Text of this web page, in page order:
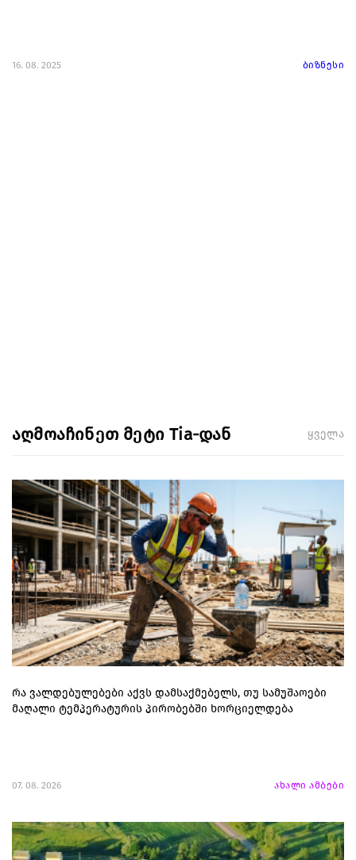
16. 08. 2025 ბიზნესი
აღმოაჩინეთ მეტი Tia-დან ყველა
რა ვალდებულებები აქვს დამსაქმებელს, თუ სამუშაოები
მაღალი ტემპერატურის პირობებში ხორციელდება
07. 08. 2026 ახალი ამბები